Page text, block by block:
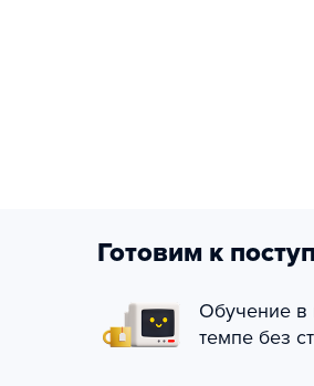
Готовим к
Обучение в
темпе без